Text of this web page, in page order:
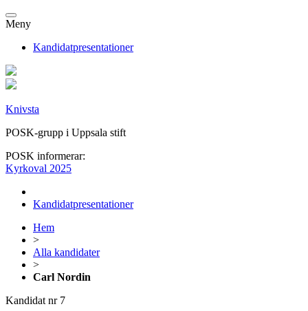
Meny
Kandidatpresentationer
Knivsta
POSK-grupp i Uppsala stift
POSK informerar:
Kyrkoval 2025
Kandidatpresentationer
Hem
>
Alla kandidater
>
Carl Nordin
Kandidat nr 7